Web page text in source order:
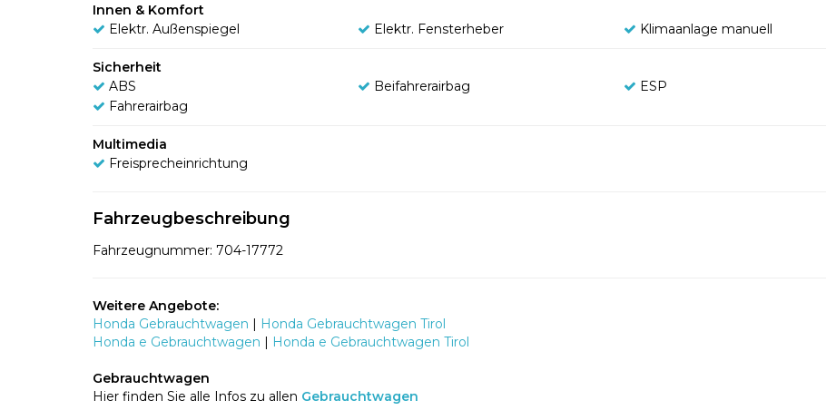
Innen & Komfort
Elektr. Außenspiegel
Elektr. Fensterheber Klimaanlage manuell
Sicherheit
ABS
Beifahrerairbag
ESP
Fahrerairbag
Multimedia
Freisprecheinrichtung
Fahrzeugbeschreibung
Fahrzeugnummer: 704-17772
Weitere Angebote:
Honda Gebrauchtwagen | Honda Gebrauchtwagen Tirol
Honda e Gebrauchtwagen | Honda e Gebrauchtwagen Tirol
Gebrauchtwagen
Hier finden Sie alle Infos zu allen Gebrauchtwagen